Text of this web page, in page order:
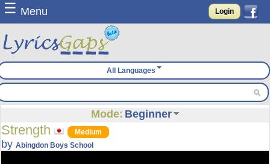
☰ Menu Login
All Languages
Mode: Beginner
Strength Medium
byAbingdon Boys School